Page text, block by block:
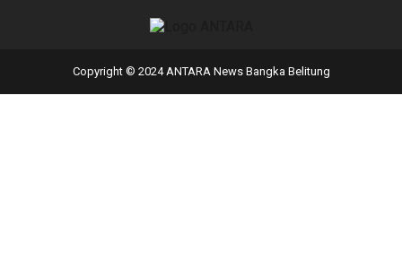
Copyright © 2024 ANTARA News Bangka Belitung